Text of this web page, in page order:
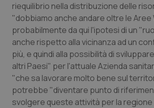
Veneto
Oncoematologia
Oncologia & Nutrizione
Psoriasi & pelle
Quotidiano Cardiologia
riequilibrio nella distribuzione delle
"dobbiamo anche andare oltre le Aree
probabilmente da qui l'ipotesi di un
anche rispetto alla vicinanza ad un
più, e quindi alla possibilità di
altri Paesi" per l'attuale Azienda
"che sa lavorare molto bene sul
potrebbe "diventare punto di
svolgere queste attività per la regione